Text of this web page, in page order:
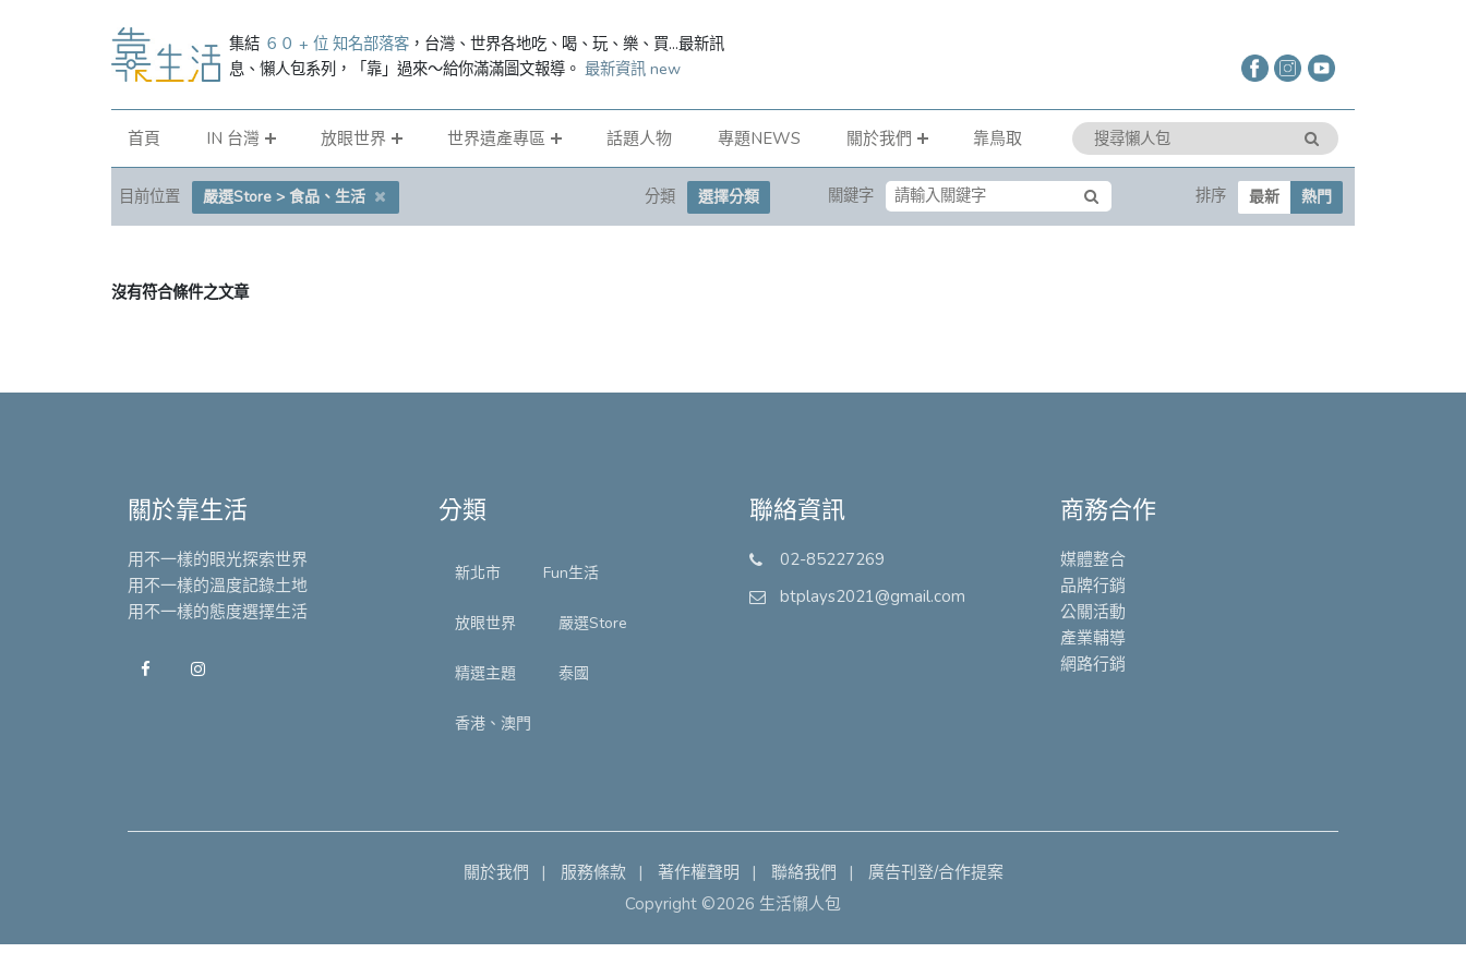
集結 ６０ + 位 知名部落客 ，台灣、世界各地吃、喝、玩、樂、買...最新訊
息、懶人包系列，「靠」過來～給你滿滿圖文報導。 最新資訊 new
首頁 IN 台灣 放眼世界 世界遺產專區 話題人物 專題NEWS 關於我們 靠鳥取
目前位置 嚴選Store > 食品、生活 分類 選擇分類 關鍵字 排序 最新 熱門
沒有符合條件之文章
關於靠生活
用不一樣的眼光探索世界
用不一樣的溫度記錄土地
用不一樣的態度選擇生活
分類
新北市 Fun生活
放眼世界 嚴選Store
精選主題 泰國
香港、澳門
聯絡資訊
02-85227269
btplays2021@gmail.com
商務合作
媒體整合
品牌行銷
公關活動
產業輔導
網路行銷
關於我們 服務條款 著作權聲明 聯絡我們
廣告刊登/合作提案
Copyright ©2026 生活懶人包